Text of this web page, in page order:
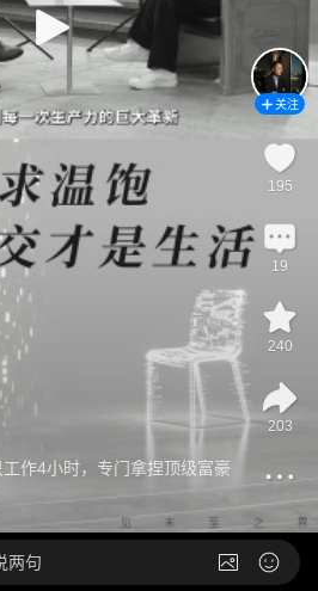
作4小时，专门拿捏顶级富豪
关注
195
19
240
203
两句